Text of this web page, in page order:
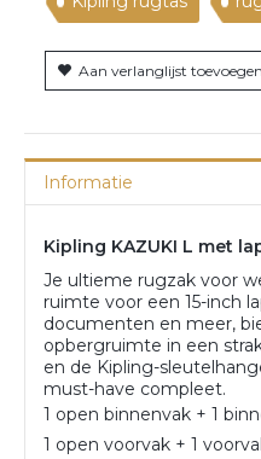
Aan verlanglijst toevoegen
Informatie
Kipling KAZUKI L met
Je ultieme rugzak voor
ruimte voor een 15-inch
documenten en meer,
opbergruimte in een
en de Kipling-
must-have compleet.
1 open binnenvak + 1
1 open voorvak + 1